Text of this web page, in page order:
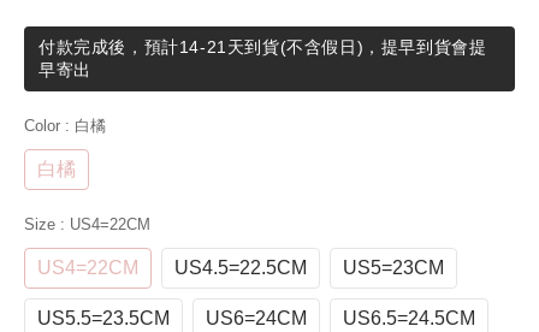
付款完成後，預計14-21天到貨(不含假日)，提早到貨會提
早寄出
Color : 白橘
白橘
Size : US4=22CM
US4=22CM US4.5=22.5CM US5=23CM
US5.5=23.5CM US6=24CM US6.5=24.5CM